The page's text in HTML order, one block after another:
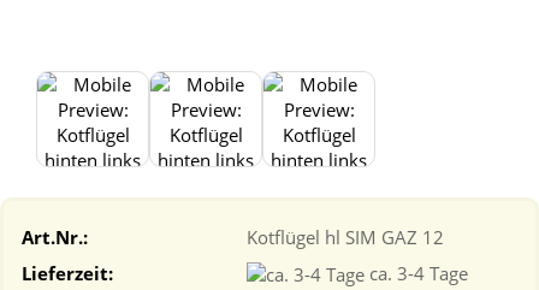
Art.Nr.:
Kotflügel hl SIM GAZ 12
Lieferzeit:
ca. 3-4 Tage